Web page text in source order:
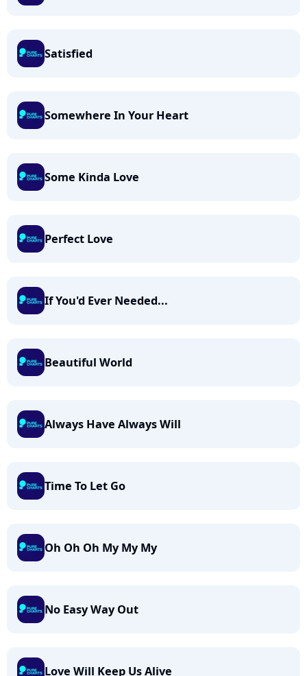
Satisfied
Somewhere In Your Heart
Some Kinda Love
Perfect Love
If You'd Ever Needed...
Beautiful World
Always Have Always Will
Time To Let Go
Oh Oh Oh My My My
No Easy Way Out
Love Will Keep Us Alive